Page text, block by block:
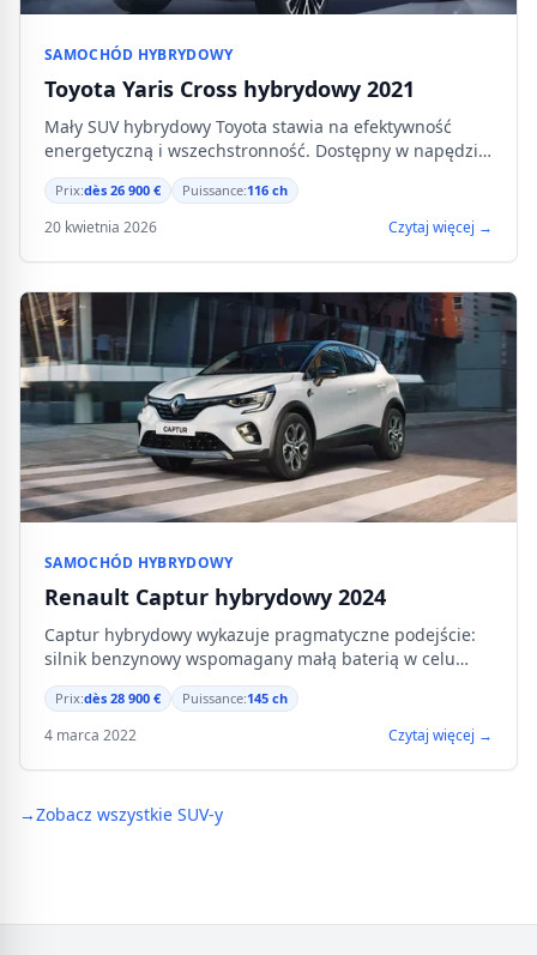
SAMOCHÓD HYBRYDOWY
Toyota Yaris Cross hybrydowy 2021
Mały SUV hybrydowy Toyota stawia na efektywność
energetyczną i wszechstronność. Dostępny w napędzie
na przednie koła lub napędzie całkowopędnym od 26
900 €.
Prix:dès 26 900 € Puissance:116 ch
20 kwietnia 2026 Czytaj więcej →
SAMOCHÓD HYBRYDOWY
Renault Captur hybrydowy 2024
Captur hybrydowy wykazuje pragmatyczne podejście:
silnik benzynowy wspomagany małą baterią w celu
zmniejszenia zużycia paliwa w mieście bez złożoności
ładowania.
Prix:dès 28 900 € Puissance:145 ch
4 marca 2022 Czytaj więcej →
→Zobacz wszystkie SUV-y